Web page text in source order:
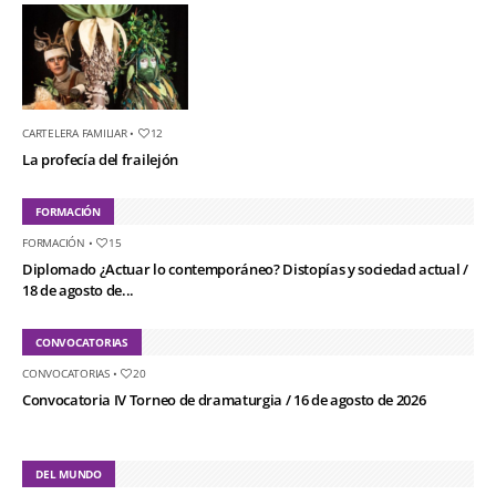
CARTELERA FAMILIAR• 12
La profecía del frailejón
FORMACIÓN
FORMACIÓN • 15
Diplomado ¿Actuar lo contemporáneo? Distopías y sociedad actual /
18 de agosto de...
CONVOCATORIAS
CONVOCATORIAS• 20
Convocatoria IV Torneo de dramaturgia / 16 de agosto de 2026
DEL MUNDO